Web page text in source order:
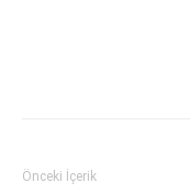
Önceki İçerik